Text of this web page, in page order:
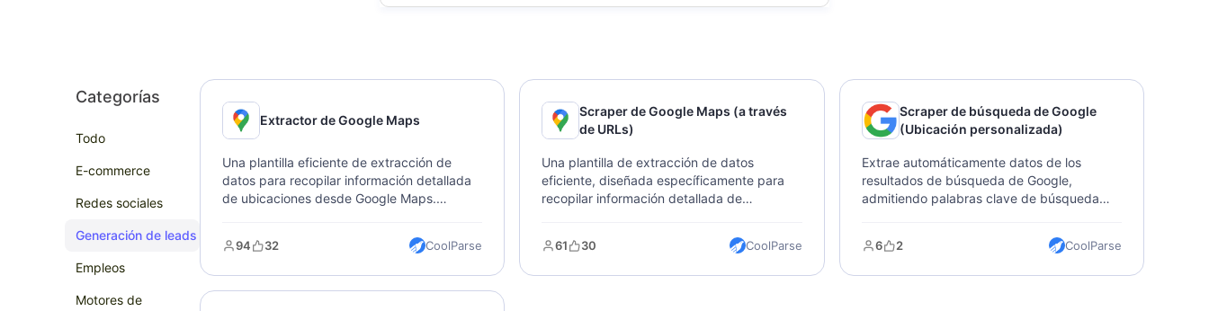
Categorías
Todo
E-commerce
Redes sociales
Generación de leads
Empleos
Motores de
Extractor de Google Maps
Una plantilla eficiente de extracción de
datos para recopilar información detallada
de ubicaciones desde Google Maps.
calificaciones, reseñas y contactos.
ubicaciones para recopilar datos en
94 32 CoolParse
Scraper de Google Maps (a través
de URLs)
Una plantilla de extracción de datos
eficiente, diseñada específicamente para
recopilar información detallada de
rápidamente datos comerciales, incluidos
precios, direcciones, calificaciones, reseñas
61 30 CoolParse
Scraper de búsqueda de Google
(Ubicación personalizada)
Extrae automáticamente datos de los
resultados de búsqueda de Google,
admitiendo palabras clave de búsqueda
número de páginas, idioma, país y
ubicación, ideal para estudios de mercado
6 2 CoolParse